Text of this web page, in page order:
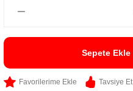
Sepete Ekle
Tavsiye Et